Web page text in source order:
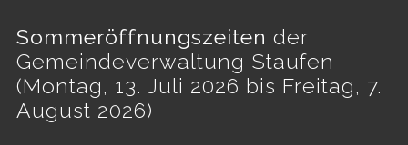
Sommeröffnungszeiten der
Gemeindeverwaltung Staufen
(Montag, 13. Juli 2026 bis Freitag, 7.
August 2026)